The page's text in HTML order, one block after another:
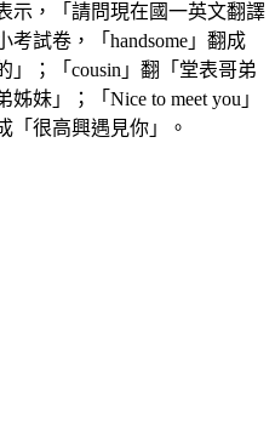
示，「請問現在國一英文翻譯
試卷，「handsome」翻成
」；「cousin」翻「堂表哥弟
妹」；「Nice to meet you」
「很高興遇見你」。